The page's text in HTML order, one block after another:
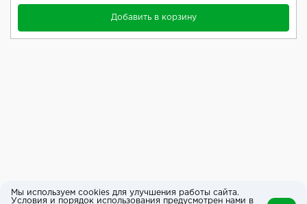
Добавить в корзину
Мы используем cookies для улучшения работы сайта.
Условия и порядок использования предусмотрен нами в